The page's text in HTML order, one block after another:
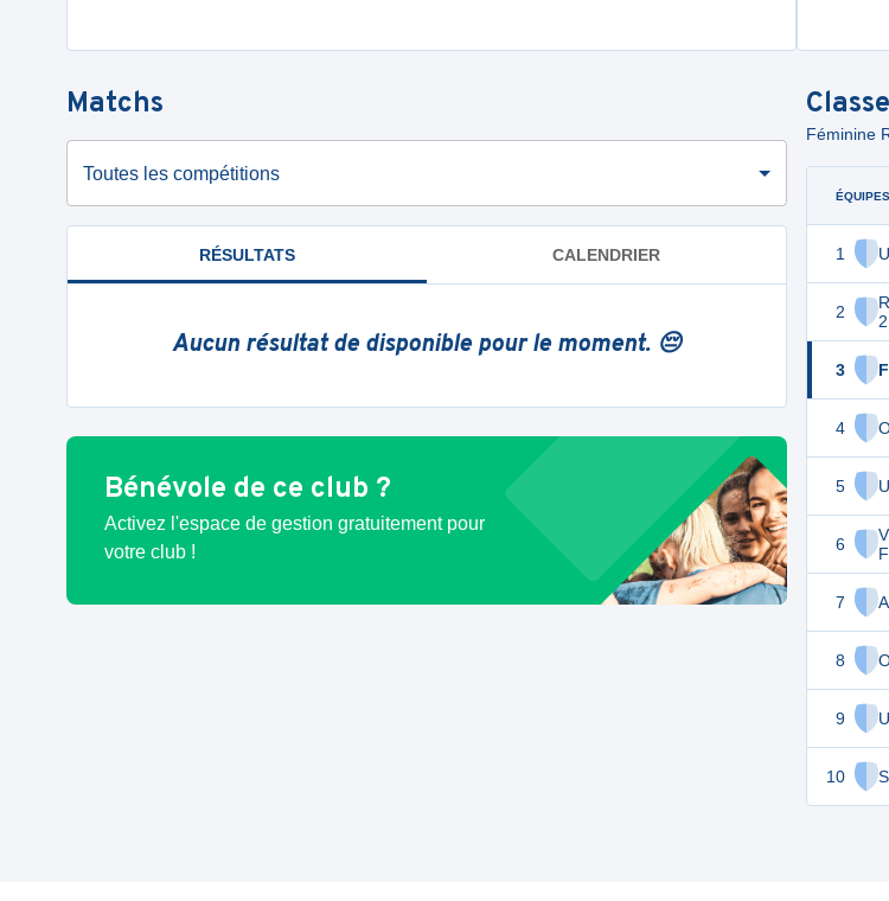
Matchs
Toutes les compétitions
RÉSULTATS CALENDRIER
Aucun résultat de disponible pour le moment. 😔
Bénévole de ce club ?
Activez l'espace de gestion gratuitement pour
votre club !
Féminine
ÉQUIPES
1
2
3
4
5
6
7
8
9
10